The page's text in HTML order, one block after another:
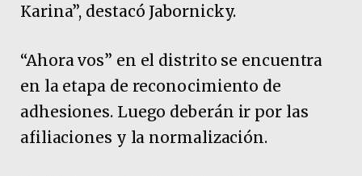
Karina”, destacó Jabornicky.
“Ahora vos” en el distrito se encuentra
en la etapa de reconocimiento de
adhesiones. Luego deberán ir por las
afiliaciones y la normalización.